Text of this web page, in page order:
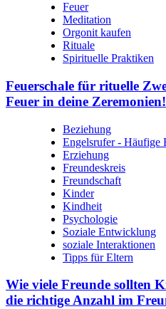
Feuer
Meditation
Orgonit kaufen
Rituale
Spirituelle Praktiken
Feuerschale für rituelle
Feuer in deine Zeremonien!
Beziehung
Engelsrufer - Häufige
Erziehung
Freundeskreis
Freundschaft
Kinder
Kindheit
Psychologie
Soziale Entwicklung
soziale Interaktionen
Tipps für Eltern
Wie viele Freunde sollten
die richtige Anzahl im